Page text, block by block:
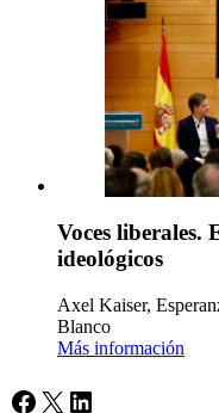
Voces liberales.
ideológicos
Axel Kaiser,
Blanco
Más información
Facebook
X LinkedIn